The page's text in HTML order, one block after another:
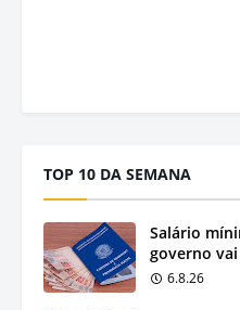
TOP 10 DA SEMANA
Salário
governo
6.8.26